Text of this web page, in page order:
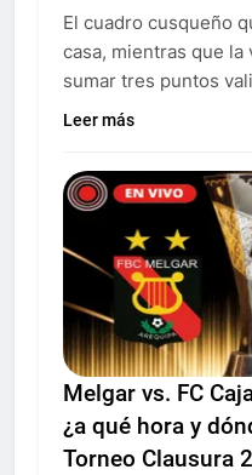
El cuadro cusqueño
casa, mientras que
sumar tres puntos
Leer más
Melgar vs. FC
¿a qué hora y
Torneo Clausura